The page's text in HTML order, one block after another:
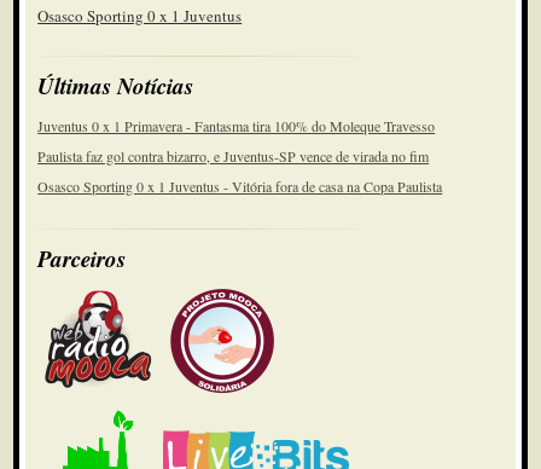
Osasco Sporting 0 x 1 Juventus
Últimas Notícias
Juventus 0 x 1 Primavera - Fantasma tira 100% do Moleque Travesso
Paulista faz gol contra bizarro, e Juventus-SP vence de virada no fim
Osasco Sporting 0 x 1 Juventus - Vitória fora de casa na Copa Paulista
Parceiros